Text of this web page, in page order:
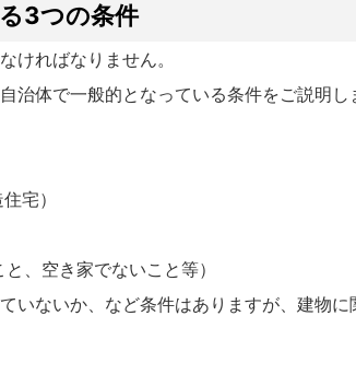
3つの条件
ければなりません。
治体で一般的となっている条件をご説明し
宅）
空き家でないこと等）
いないか、など条件はありますが、建物に